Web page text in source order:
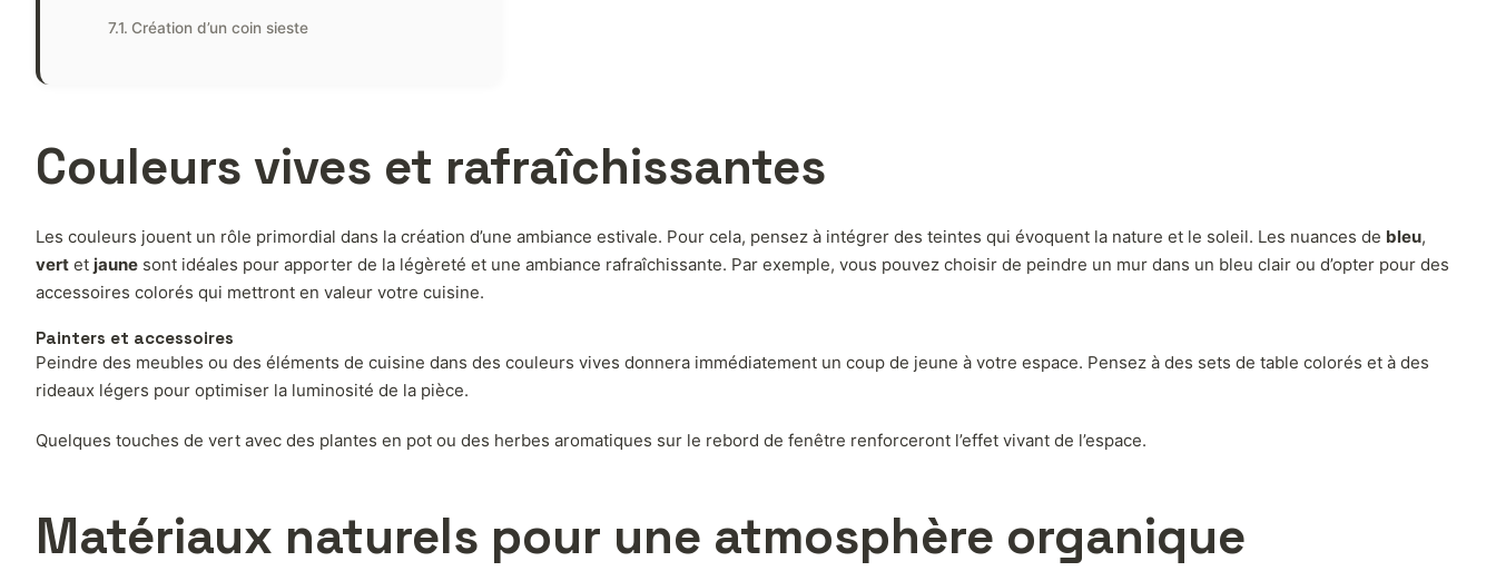
Création d’un coin sieste
Couleurs vives et rafraîchissantes
Les couleurs jouent un rôle primordial dans la création d’une ambiance estivale. Pour cela, pensez à intégrer des teintes qui évoquent la nature et le soleil. Les nuances de bleu,
vert et jaune sont idéales pour apporter de la légèreté et une ambiance rafraîchissante. Par exemple, vous pouvez choisir de peindre un mur dans un bleu clair ou d’opter pour des
accessoires colorés qui mettront en valeur votre cuisine.
Painters et accessoires
Peindre des meubles ou des éléments de cuisine dans des couleurs vives donnera immédiatement un coup de jeune à votre espace. Pensez à des sets de table colorés et à des
rideaux légers pour optimiser la luminosité de la pièce.
Quelques touches de vert avec des plantes en pot ou des herbes aromatiques sur le rebord de fenêtre renforceront l’effet vivant de l’espace.
Matériaux naturels pour une atmosphère organique